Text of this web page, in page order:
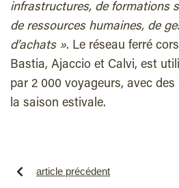
infrastructures, de formations
de ressources humaines, de
d’achats ». Le réseau ferré
Bastia, Ajaccio et Calvi, est
par 2 000 voyageurs, avec
la saison estivale.
article précédent